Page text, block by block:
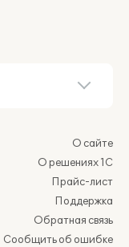
О сайте
О решениях 1С
Прайс-лист
Поддержка
Обратная связь
Сообщить об ошибке